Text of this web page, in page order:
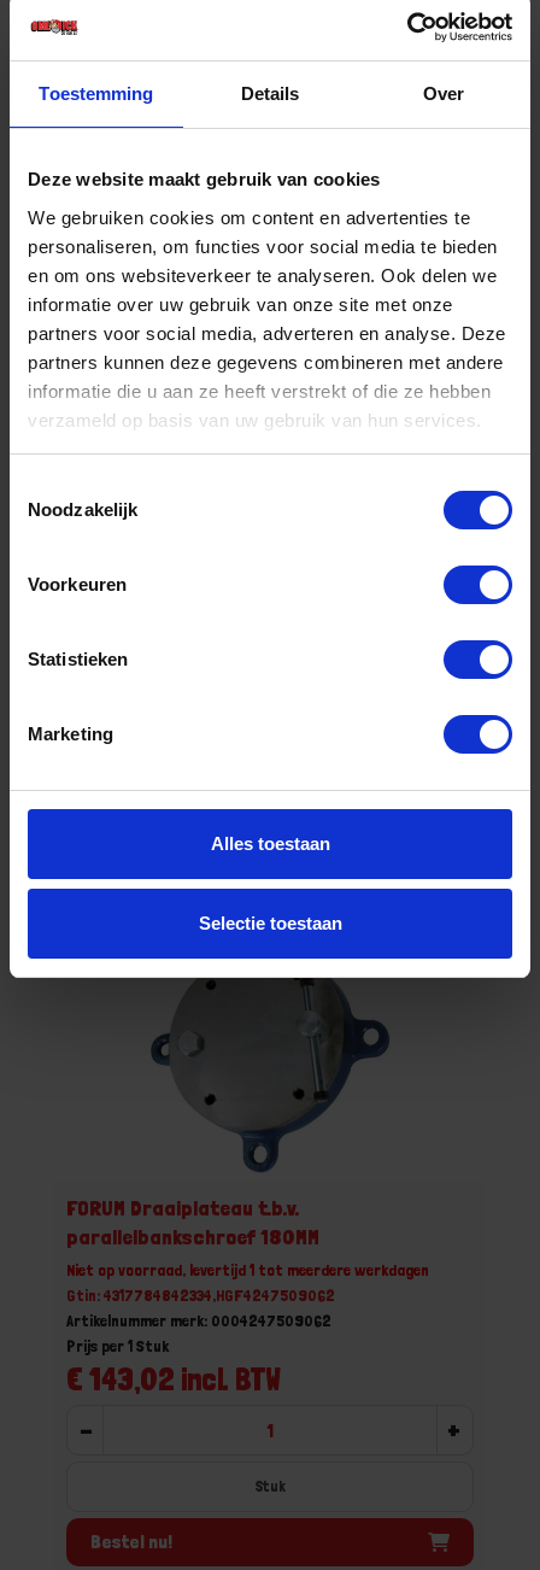
Toestemming Details Over
Deze website maakt gebruik van cookies
We gebruiken cookies om content en advertenties te
personaliseren, om functies voor social media te bieden
en om ons websiteverkeer te analyseren. Ook delen we
informatie over uw gebruik van onze site met onze
partners voor social media, adverteren en analyse. Deze
partners kunnen deze gegevens combineren met andere
informatie die u aan ze heeft verstrekt of die ze hebben
verzameld op basis van uw gebruik van hun services.
Noodzakelijk
Voorkeuren
Statistieken
Marketing
Alles toestaan
Selectie toestaan
€ 137,96 incl. BTW
-
Bestel nu!
Niet op voorraad, levertijd 1 tot meerdere werkdagen
Prijs per 1 Stuk
+
Stuk
FORUM Draaiplateau t.b.v.
parallelbankschroef 180MM
Niet op voorraad, levertijd 1 tot meerdere werkdagen
Gtin: 4317784842334,HGF4247509062
Artikelnummer merk: 0004247509062
€ 143,02 incl. BTW
Prijs per 1 Stuk
- +
Stuk
Bestel nu!